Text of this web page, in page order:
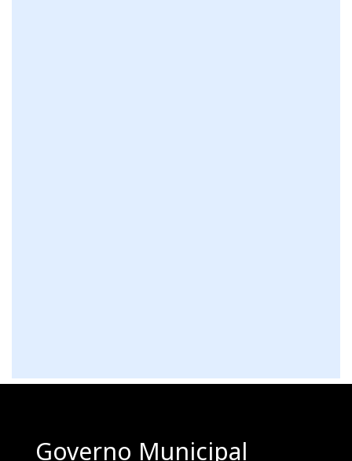
Governo Municipal